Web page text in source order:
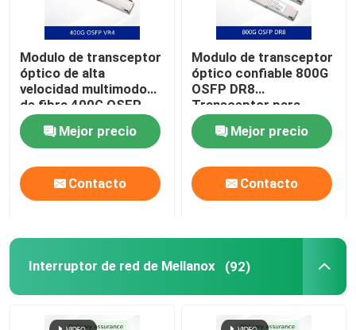
tarjeta de red nvidia
Cable de NVIDIA
Transceptor óptico NVIDIA
Puntos de acceso inalámbricos extremos
Licencia de redes extremas
Puntos de acceso inalámbricos del jaléo
Modulo de transceptor
óptico de alta
velocidad multimodo
de fibra 400G OSFP
VR4
Mejor precio
Contacto
Modulo de transceptor
óptico confiable 800G
OSFP DR8
Transceptor para
transmisión de datos
de alto rendimiento
Mejor precio
Contacto
Interruptor de red de Mellanox (92)